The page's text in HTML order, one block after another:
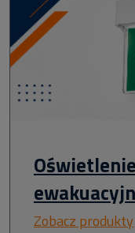
Zobacz produkty